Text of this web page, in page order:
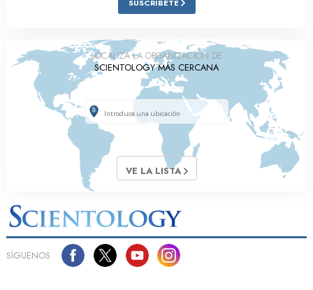
SUSCRÍBETE
LOCALIZA LA ORGANIZACIÓN DE
SCIENTOLOGY MÁS CERCANA
VE LA LISTA
SÍGUENOS